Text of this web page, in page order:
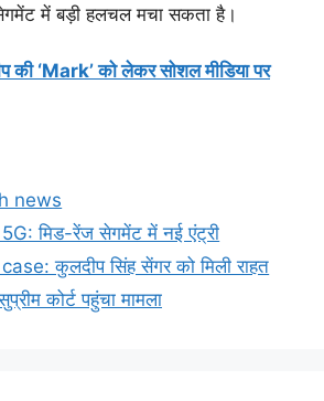
सेगमेंट में बड़ी हलचल मचा सकता है।
की ‘Mark’ को लेकर सोशल मीडिया पर
news
मिड-रेंज सेगमेंट में नई एंट्री
कुलदीप सिंह सेंगर को मिली राहत
कोर्ट पहुंचा मामला